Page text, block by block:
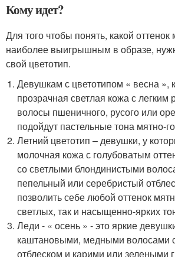
Кому идет?
Для того чтобы понять, какой оттенок
наиболее выигрышным в образе,
свой цветотип.
Девушкам с цветотипом « весна »,
прозрачная светлая кожа с легким
волосы пшеничного, русого или
подойдут пастельные тона мятно-
Летний цветотип – девушки, у
молочная кожа с голубоватым
со светлыми блондинистыми
пепельный или серебристый
позволить себе любой оттенок
светлых, так и насыщенно-ярких
Леди - « осень » - это яркие
каштановыми, медными волосами
отблеском и карими или зелеными